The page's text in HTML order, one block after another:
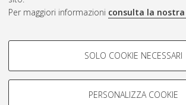
Per maggiori informazioni consulta la nostra
COOKIE DI PROFILAZIONE -
Si tratta di cookie utilizzati per analizzare le
navigazione degli utenti, creare profili in base al
SOLO COOKIE NECESSARI
PERSONALIZZA COOKIE
AMS Laurea
Impostazioni Cookie
Informativa sulla privacy
Condizioni d’uso del sito